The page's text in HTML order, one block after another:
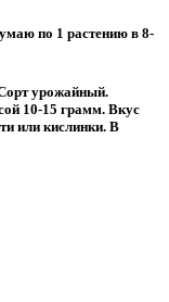
по 1 растению в 8-
урожайный.
10-15 грамм. Вкус
или кислинки. В